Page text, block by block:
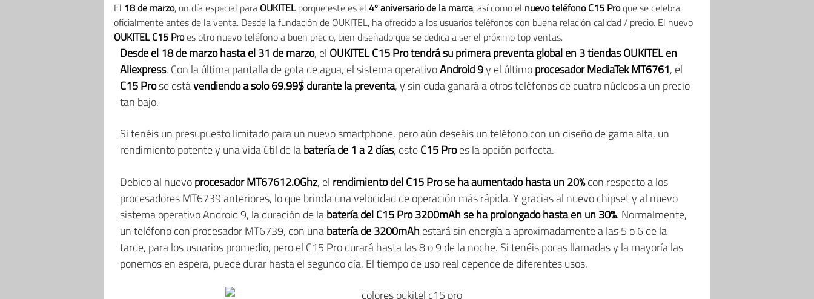
El 18 de marzo, un día especial para OUKITELporque este es el 4º aniversario de la marca, así como el nuevo teléfono C15 Proque se celebra
oficialmente antes de la venta. Desde la fundación de OUKITEL, ha ofrecido a los usuarios teléfonos con buena relación calidad / precio. El nuevo
OUKITEL C15 Proes otro nuevo teléfono a buen precio, bien diseñado que se dedica a ser el próximo top ventas.
Desde el 18 de marzo hasta el 31 de marzo, el OUKITEL C15 Pro tendrá su primera preventa global en 3 tiendas OUKITEL en
Aliexpress. Con la última pantalla de gota de agua, el sistema operativoAndroid 9y el últimoprocesador MediaTek MT6761, el
C15 Prose estávendiendo a solo 69.99$ durante la preventa, y sin duda ganará a otros teléfonos de cuatro núcleos a un precio
tan bajo.
Si tenéis un presupuesto limitado para un nuevo smartphone, pero aún deseáis un teléfono con un diseño de gama alta, un
rendimiento potente y una vida útil de labatería de 1 a 2 días, esteC15 Proes la opción perfecta.
Debido al nuevoprocesador MT67612.0Ghz, el rendimiento del C15 Pro se ha aumentado hasta un 20%con respecto a los
procesadores MT6739 anteriores, lo que brinda una velocidad de operación más rápida. Y gracias al nuevo chipset y al nuevo
sistema operativo Android 9, la duración de labatería del C15 Pro 3200mAh se ha prolongado hasta en un 30%. Normalmente,
un teléfono con procesador MT6739, con unabatería de 3200mAh estará sin energía a aproximadamente a las 5 o 6 de la
tarde, para los usuarios promedio, pero el C15 Pro durará hasta las 8 o 9 de la noche. Si tenéis pocas llamadas y la mayoría las
ponemos en espera, puede durar hasta el segundo día. El tiempo de uso real depende de diferentes usos.